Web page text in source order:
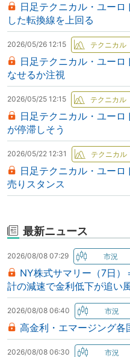
日足テクニカル・ユー
した転換線を上回る
2026/05/26 12:15
日足テクニカル・ユー
なせるか注視
2026/05/25 12:15
日足テクニカル・ユー
が停滞しそう
2026/05/22 12:31
日足テクニカル・ユー
売りスタンス
最新ニュース
2026/08/08 07:29
NY株式サマリー（7日
計の減速で金利低下が追い
2026/08/08 06:40
高金利・エマージング
2026/08/08 06:30